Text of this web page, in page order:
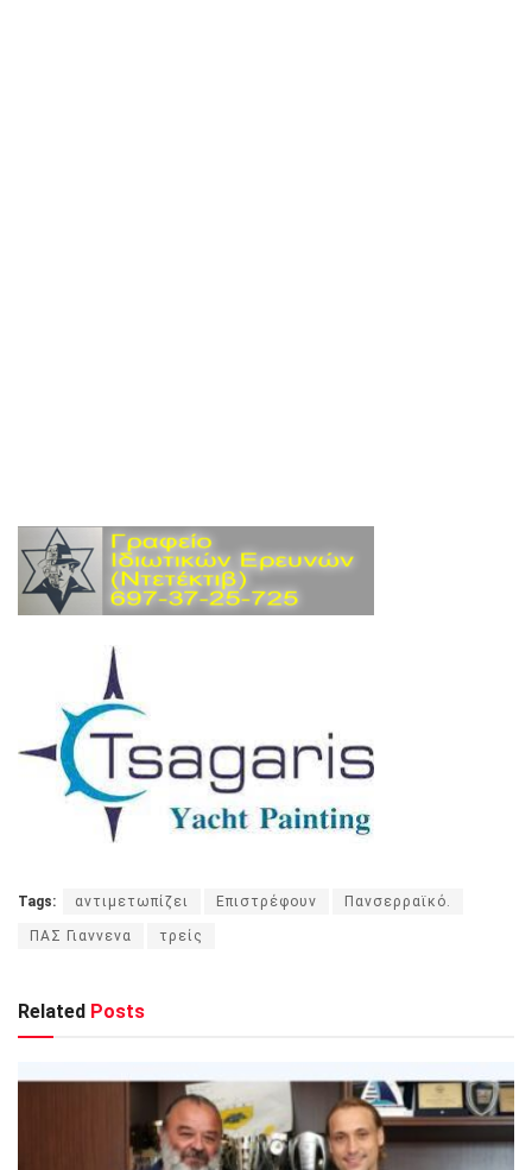
Tags: αντιμετωπίζει Επιστρέφουν Πανσερραϊκό.
ΠΑΣ Γιαννενα τρείς
Related Posts